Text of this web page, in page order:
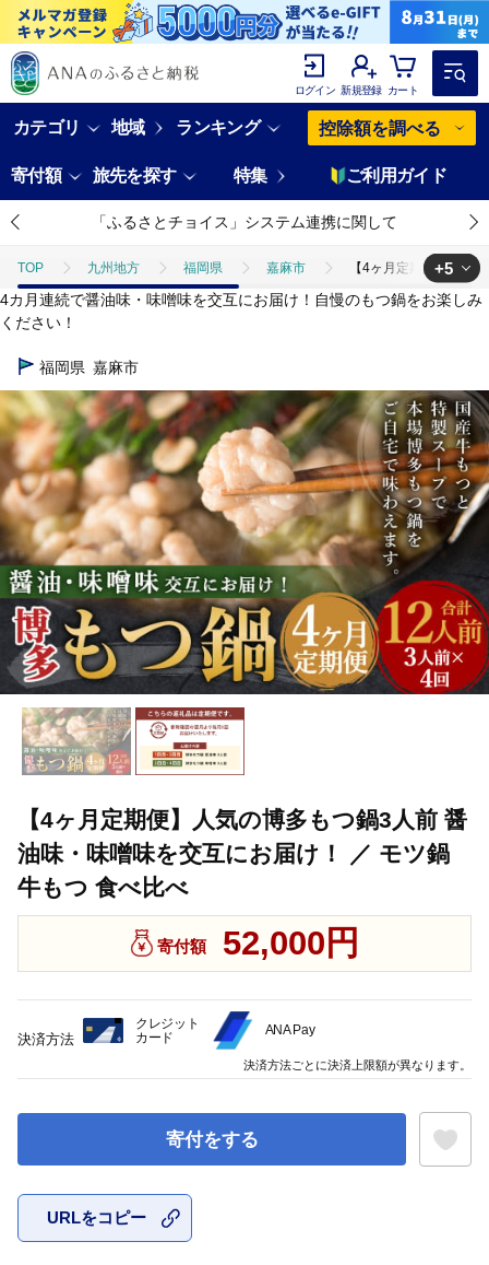
ログイン 新規登録 カート
カテゴリ 地域 ランキング 控除額を調べる
寄付額 旅先を探す 特集 ご利用ガイド
「ふるさとチョイス」システム連携に関して
TOP 九州地方 福岡県 嘉麻市 【4ヶ月定期便】人気
TOP 定期便 【4ヶ月定期便】人気の博多もつ鍋3人前 醤油味・味
TOP 加工食品 鍋 【4ヶ月定期便】人気の博多もつ鍋3人前
TOP 加工食品 鍋 肉(鍋) 【4ヶ月定期便】人気の博
TOP 加工食品 鍋 ほかの鍋 【4ヶ月定期便】人気の
+5
4カ月連続で醤油味・味噌味を交互にお届け！自慢のもつ鍋をお楽しみ
ください！
福岡県 嘉麻市
【4ヶ月定期便】人気の博多もつ鍋3人前 醤
油味・味噌味を交互にお届け！ ／ モツ鍋
牛もつ 食べ比べ
寄付額 52,000円
寄付をする
URLをコピー
決済方法
クレジット
カード
ANA Pay
決済方法ごとに決済上限額が異なります。